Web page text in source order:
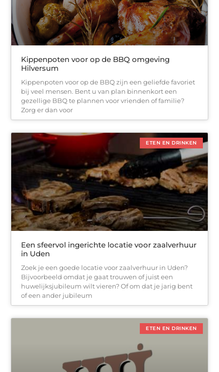
Kippenpoten voor op de BBQ omgeving
Hilversum
Kippenpoten voor op de BBQ zijn een geliefde favoriet
bij veel mensen. Bent u van plan binnenkort een
gezellige BBQ te plannen voor vrienden of familie?
Zorg er dan voor
ETEN EN DRINKEN
Een sfeervol ingerichte locatie voor zaalverhuur
in Uden
Zoek je een goede locatie voor zaalverhuur in Uden?
Bijvoorbeeld omdat je gaat trouwen of juist een
huwelijksjubileum wilt vieren? Of om dat je jarig bent
of een ander jubileum
ETEN EN DRINKEN